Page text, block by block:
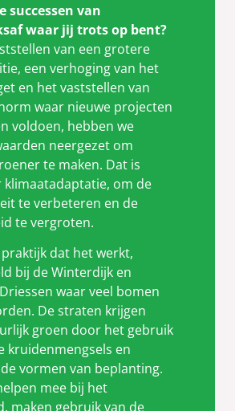
successen van
waar jij trots op bent?
van een grotere
een verhoging van het
en het vaststellen van
waar nieuwe projecten
voldoen, hebben we
neergezet om
te maken. Dat is
klimaatadaptatie, om de
te verbeteren en de
te vergroten.
praktijk dat het werkt,
bij de Winterdijk en
waar veel bomen
De straten krijgen
groen door het gebruik
kruidenmengsels en
vormen van beplanting.
mee bij het
maken gebruik van de